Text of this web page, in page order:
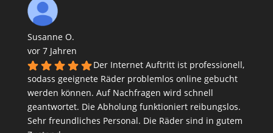
Susanne O.
vor 7 Jahren
Der Internet Auftritt ist professionell,
sodass geeignete Räder problemlos online gebucht
werden können. Auf Nachfragen wird schnell
geantwortet. Die Abholung funktioniert reibungslos.
Sehr freundliches Personal. Die Räder sind in gutem